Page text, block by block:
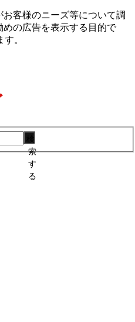
客様のニーズ等について調
の広告を表⽰する⽬的で
。
索
す
る